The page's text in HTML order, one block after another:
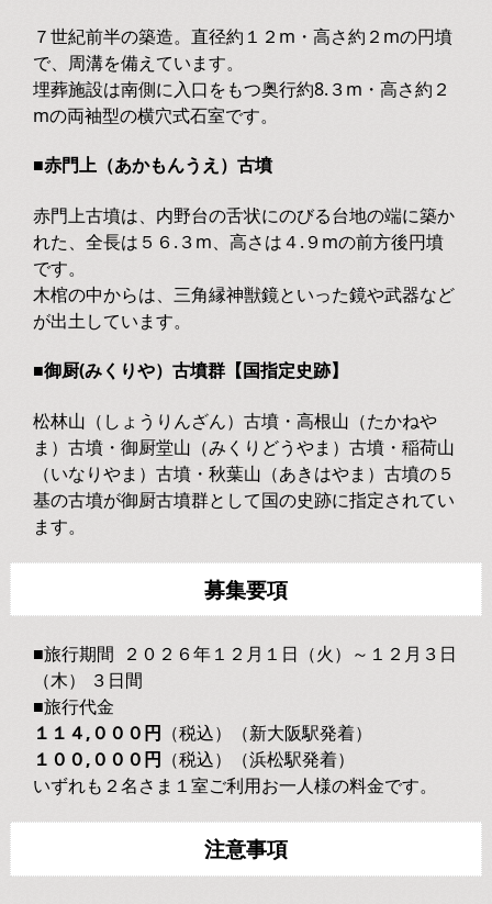
７世紀前半の築造。直径約１２m・高さ約２mの円墳
で、周溝を備えています。
埋葬施設は南側に入口をもつ奥行約8.３m・高さ約２
mの両袖型の横穴式石室です。
■赤門上（あかもんうえ）古墳
赤門上古墳は、内野台の舌状にのびる台地の端に築か
れた、全長は５６.３m、高さは４.９mの前方後円墳
です。
木棺の中からは、三角縁神獣鏡といった鏡や武器など
が出土しています。
■御厨(みくりや）古墳群【国指定史跡】
松林山（しょうりんざん）古墳・高根山（たかねや
ま）古墳・御厨堂山（みくりどうやま）古墳・稲荷山
（いなりやま）古墳・秋葉山（あきはやま）古墳の５
基の古墳が御厨古墳群として国の史跡に指定されてい
ます。
募集要項
■旅行期間 ２０２６年１２月１日（火）～１２月３日
（木） ３日間
■旅行代金
１１４,０００円 （税込）（新大阪駅発着）
１００,０００円 （税込）（浜松駅発着）
いずれも２名さま１室ご利用お一人様の料金です。
注意事項